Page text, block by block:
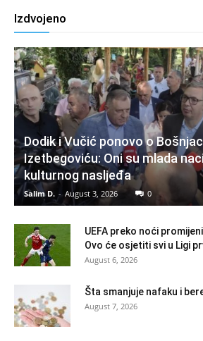
Izdvojeno
Dodik i Vučić ponovo o
Izetbegoviću: Oni su mlada
kulturnog nasljeđa
Salim D. - August 3, 2026 0
UEFA preko noći
Ovo će osjetiti svi u Ligi
August 6, 2026
Šta smanjuje nafaku i
August 7, 2026